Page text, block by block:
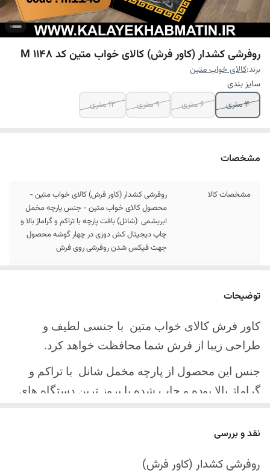
روفرشی کشدار (کاور فرش) کالای خواب متین کد M 1148
برند:کالای خواب متین
سایز بندی
4 متری
6 متری 9 متری 12 متری
مشخصات
مشخصات کالا
روفرشی کشدار (کاور فرش) کالای خواب متین -
محصول کالای خواب متین - جنس پارچه مخمل
ابریشمی (شانل) بافت پارچه با تراکم و گراماژ بالا و
چاپ دیجیتال کش دوزی در چهار گوشه محصول
جهت فیکس شدن روفرشی روی فرش
ارسال کالا
آینده
توضیحات
کاور فرش کالای خواب متین با جنسی لطیف و
طراحی زیبا از فرش شما محافظت خواهد کرد.
جنس این محصول از پارچه مخمل شانل با تراکم و
گراماژ بالا بوده و چاپ شده با بروز ترین دستگاه های
چهار گوشه این محصول با کش باکیفیت دوخته‌شده
نقد و بررسی
روفرشی کشدار (کاور فرش)